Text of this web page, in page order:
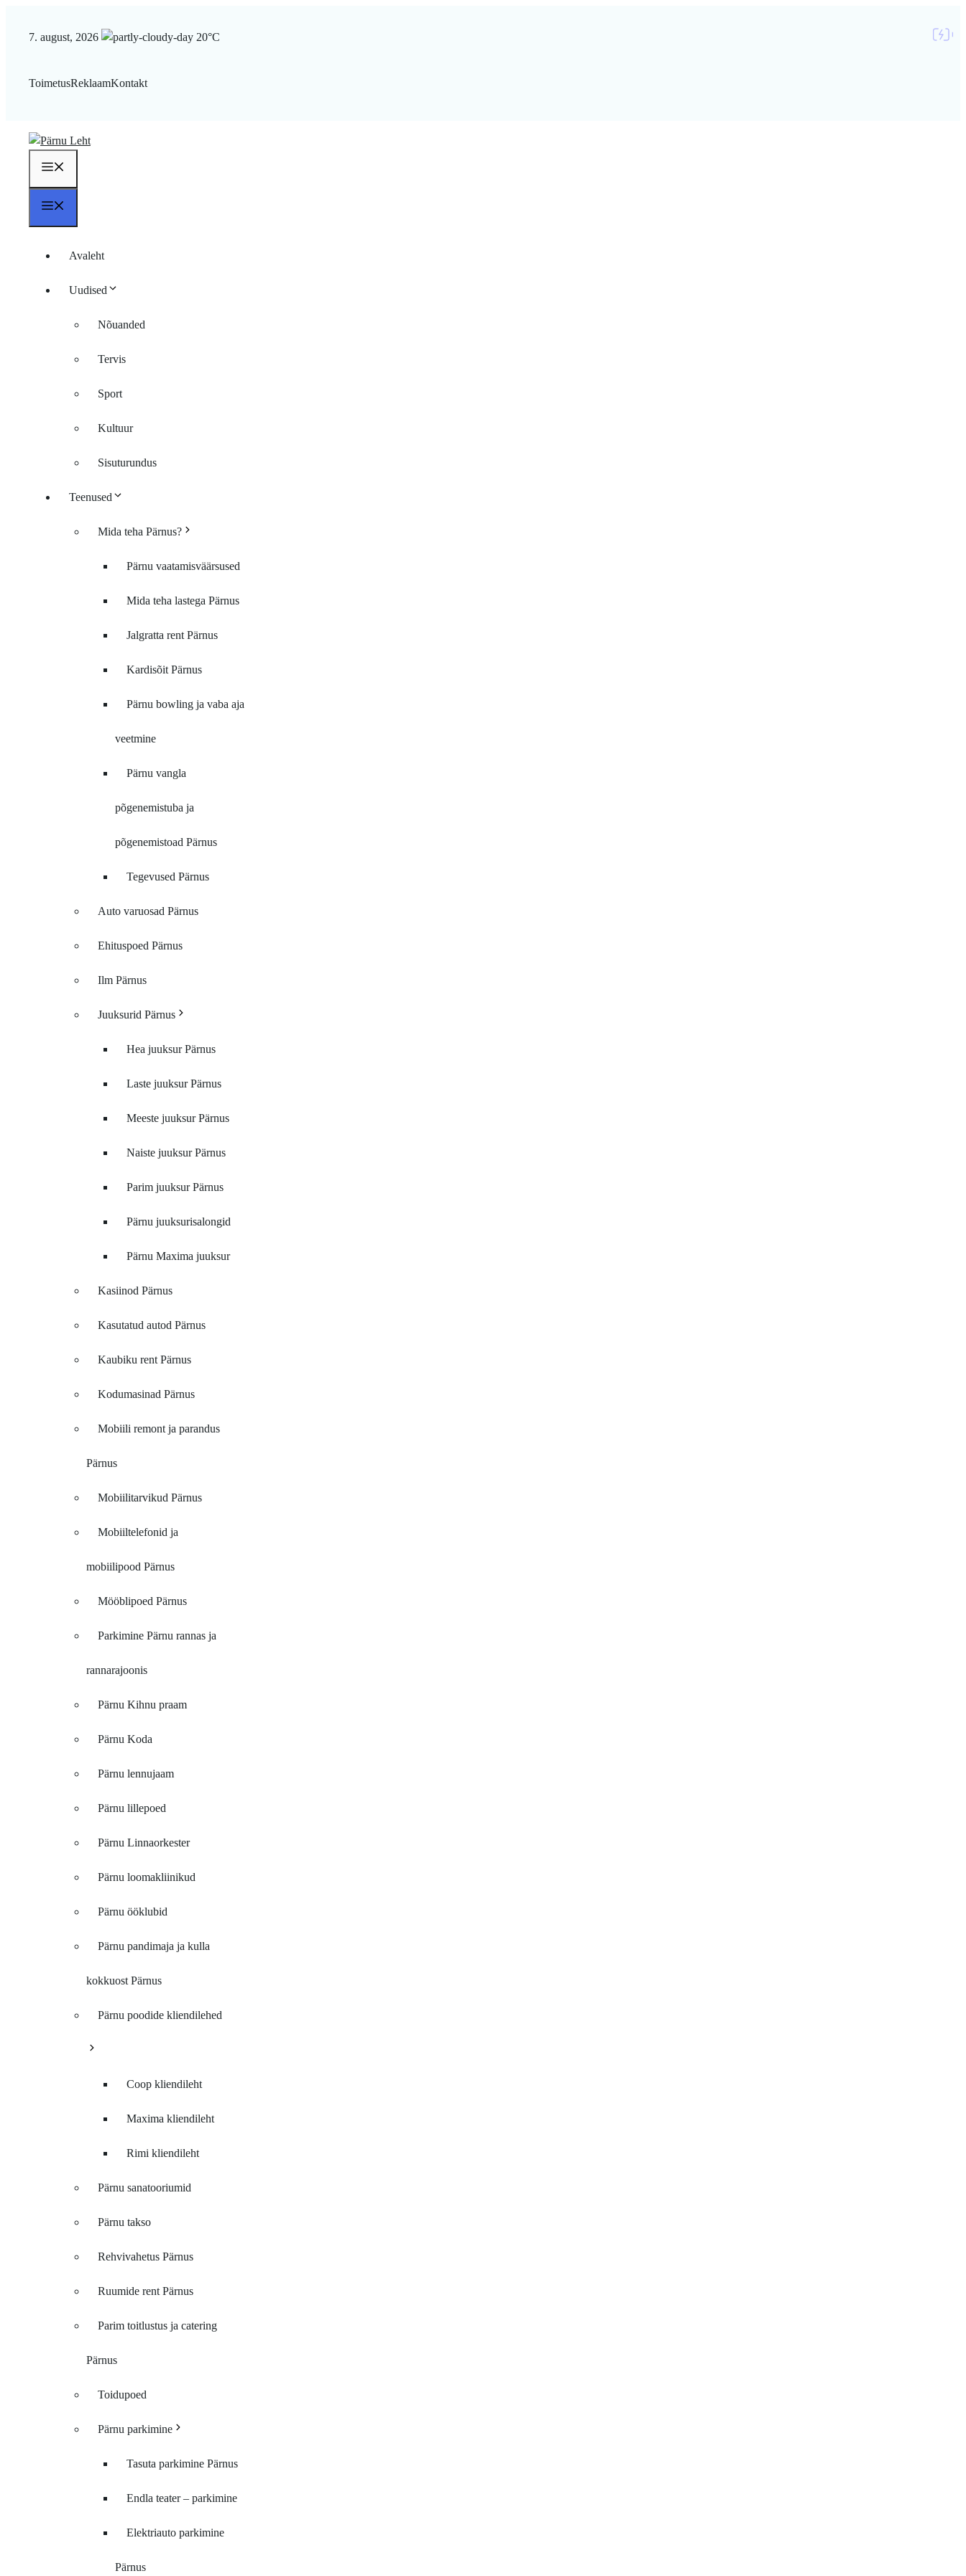
7. august, 2026 20°C
ToimetusReklaamKontakt
Avaleht
Uudised
Nõuanded
Tervis
Sport
Kultuur
Sisuturundus
Teenused
Mida teha Pärnus?
Pärnu vaatamisväärsused
Mida teha lastega Pärnus
Jalgratta rent Pärnus
Kardisõit Pärnus
Pärnu bowling ja vaba aja
veetmine
Pärnu vangla
põgenemistuba ja
põgenemistoad Pärnus
Tegevused Pärnus
Auto varuosad Pärnus
Ehituspoed Pärnus
Ilm Pärnus
Juuksurid Pärnus
Hea juuksur Pärnus
Laste juuksur Pärnus
Meeste juuksur Pärnus
Naiste juuksur Pärnus
Parim juuksur Pärnus
Pärnu juuksurisalongid
Pärnu Maxima juuksur
Kasiinod Pärnus
Kasutatud autod Pärnus
Kaubiku rent Pärnus
Kodumasinad Pärnus
Mobiili remont ja parandus
Pärnus
Mobiilitarvikud Pärnus
Mobiiltelefonid ja
mobiilipood Pärnus
Mööblipoed Pärnus
Parkimine Pärnu rannas ja
rannarajoonis
Pärnu Kihnu praam
Pärnu Koda
Pärnu lennujaam
Pärnu lillepoed
Pärnu Linnaorkester
Pärnu loomakliinikud
Pärnu ööklubid
Pärnu pandimaja ja kulla
kokkuost Pärnus
Pärnu poodide kliendilehed
Coop kliendileht
Maxima kliendileht
Rimi kliendileht
Pärnu sanatooriumid
Pärnu takso
Rehvivahetus Pärnus
Ruumide rent Pärnus
Parim toitlustus ja catering
Pärnus
Toidupoed
Pärnu parkimine
Tasuta parkimine Pärnus
Endla teater – parkimine
Elektriauto parkimine
Pärnus